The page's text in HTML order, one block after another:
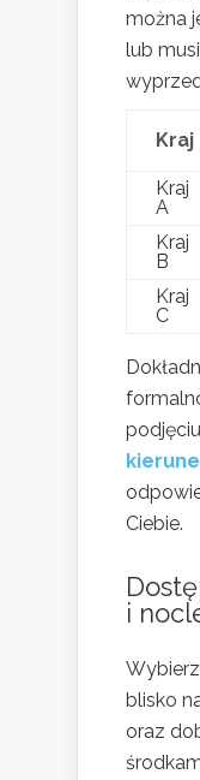
można
lub
Kraj
Kraj
A
Kraj
B
Kraj
C
Ciebie.
i
blisko
oraz